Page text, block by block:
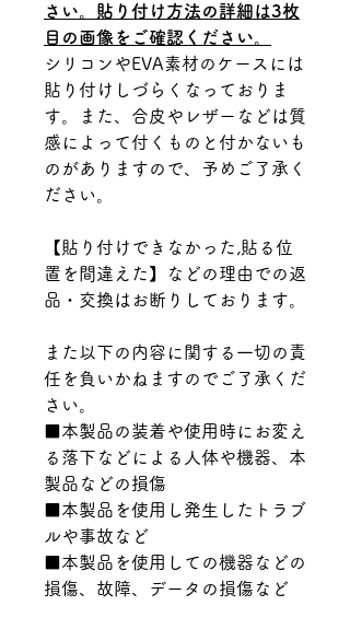
さい。貼り付け方法の詳細は3枚
目の画像をご確認ください。
シリコンやEVA素材のケースには
貼り付けしづらくなっておりま
す。また、合皮やレザーなどは質
感によって付くものと付かないも
のがありますので、予めご了承く
ださい。
【貼り付けできなかった,貼る位
置を間違えた】などの理由での返
品・交換はお断りしております。
また以下の内容に関する一切の責
任を負いかねますのでご了承くだ
さい。
■本製品の装着や使用時にお変え
る落下などによる人体や機器、本
製品などの損傷
■本製品を使用し発生したトラブ
ルや事故など
■本製品を使用しての機器などの
損傷、故障、データの損傷など